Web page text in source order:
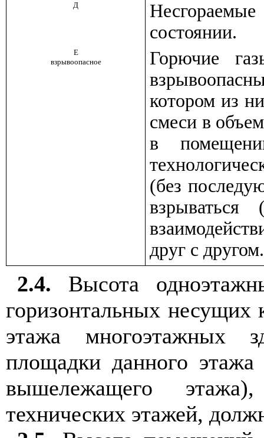
Д
состоянии.
Е
взрывоопасное
Горючие
котором из
смеси в
в
(без
друг с другом.
2.4. Высота
горизонтальных несущих
этажа многоэтажных
площадки данного
вышележащего
технических этажей,